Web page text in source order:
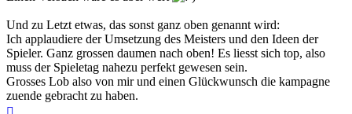
Und zu Letzt etwas, das sonst ganz oben genannt wird:
Ich applaudiere der Umsetzung des Meisters und den Ideen der
Spieler. Ganz grossen daumen nach oben! Es liesst sich top, also
muss der Spieletag nahezu perfekt gewesen sein.
Grosses Lob also von mir und einen Glückwunsch die kampagne
zuende gebracht zu haben.